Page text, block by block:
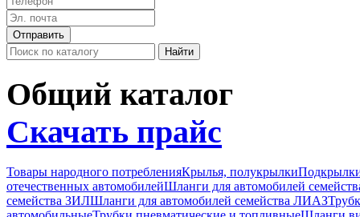
Общий каталог
Скачать прайс
Товары народного потребленияКрылья, полукрылки
отечественных автомобилейШланги для автомобилей
семейства ЗИЛШланги для автомобилей семейства ЛИАЗ